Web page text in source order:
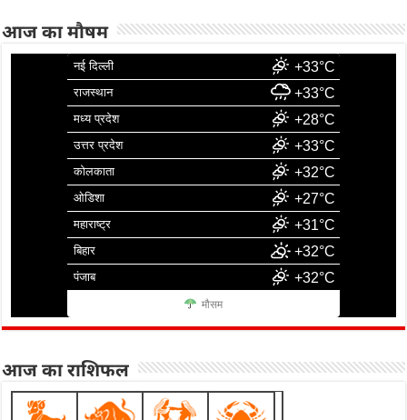
आज का मौषम
नई दिल्ली +33°C
राजस्थान +33°C
मध्य प्रदेश +28°C
उत्तर प्रदेश +33°C
कोलकाता +32°C
ओडिशा +27°C
महाराष्ट्र +31°C
बिहार +32°C
पंजाब +32°C
मौसम
आज का राशिफल